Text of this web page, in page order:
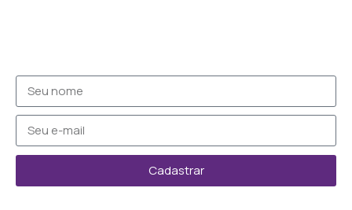
Cadastrar